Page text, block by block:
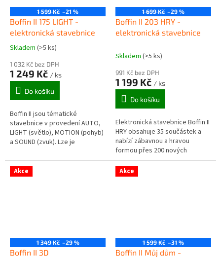
1 599 Kč –21 %
Boffin II 175 LIGHT -
elektronická stavebnice
Průměrné
produktu
je
5,0
hvězdiček.
Skladem (>5 ks)
1 032 Kč bez DPH
1 249 Kč / ks
Do košíku
Boffin II jsou tématické
stavebnice v provedení AUTO,
LIGHT (světlo), MOTION (pohyb)
a SOUND (zvuk). Lze je
jako rozšíření stavebnic Boffin I
(100,...
1 699 Kč –29 %
Boffin II 203 HRY -
elektronická stavebnice
Skladem (>5 ks)
991 Kč bez DPH
1 199 Kč / ks
Do košíku
Elektronická stavebnice Boffin II
HRY obsahuje 35 součástek a
nabízí zábavnou a hravou
formou přes 200 nových
projektů, které jsou zaměřeny: -
na postřeh - na...
Akce
1 349 Kč –29 %
Boffin II 3D
Akce
1 599 Kč –31 %
Boffin II Můj dům -